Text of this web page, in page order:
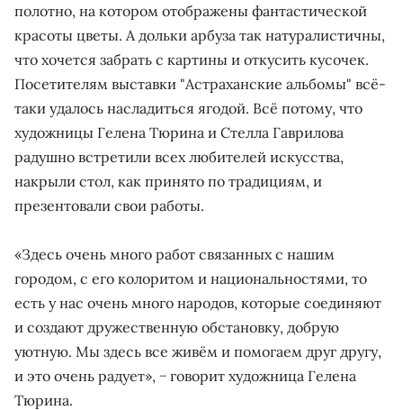
полотно, на котором отображены фантастической
красоты цветы. А дольки арбуза так натуралистичны,
что хочется забрать с картины и откусить кусочек.
Посетителям выставки "Астраханские альбомы" всё-
таки удалось насладиться ягодой. Всё потому, что
художницы Гелена Тюрина и Стелла Гаврилова
радушно встретили всех любителей искусства,
накрыли стол, как принято по традициям, и
презентовали свои работы.
«Здесь очень много работ связанных с нашим
городом, с его колоритом и национальностями, то
есть у нас очень много народов, которые соединяют
и создают дружественную обстановку, добрую
уютную. Мы здесь все живём и помогаем друг другу,
и это очень радует», − говорит художница Гелена
Тюрина.